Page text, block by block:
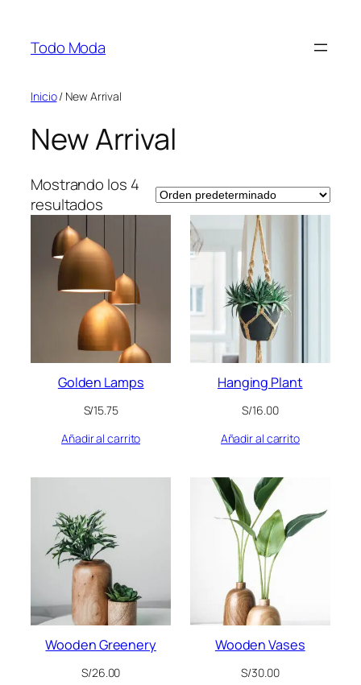
contenido
Todo Moda
Inicio/ New Arrival
New Arrival
Mostrando los 4
resultados
Golden Lamps
S/15.75
Añadir al carrito
Hanging Plant
S/16.00
Añadir al carrito
Wooden Greenery
S/26.00
Wooden Vases
S/30.00